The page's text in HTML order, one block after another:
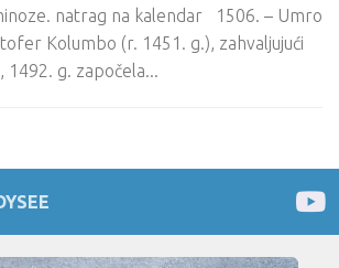
natrag na kalendar 1506. – Umro
Kolumbo (r. 1451. g.), zahvaljujući
1492. g. započela...